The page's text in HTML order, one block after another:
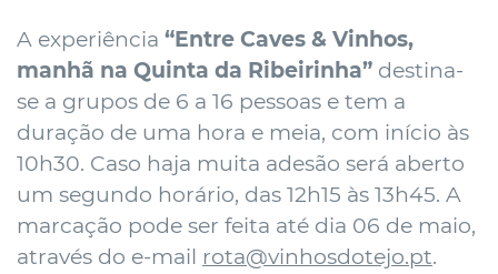
A experiência “Entre Caves & Vinhos,
manhã na Quinta da Ribeirinha” destina-
se a grupos de 6 a 16 pessoas e tem a
duração de uma hora e meia, com início às
10h30. Caso haja muita adesão será aberto
um segundo horário, das 12h15 às 13h45. A
marcação pode ser feita até dia 06 de maio,
através do e-mail rota@vinhosdotejo.pt.